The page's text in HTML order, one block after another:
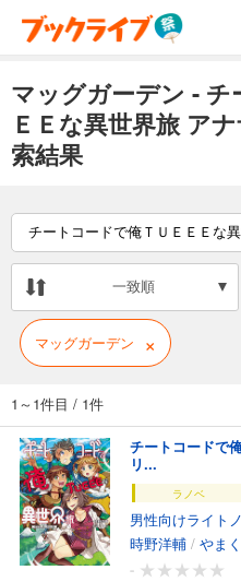
マッグガーデン - チ
ＥＥな異世界旅 ア
索結果
一致順
マッグガーデン ×
1～1件目 / 1件
チートコードで
リ...
ラノベ
男性向けライト
時野洋輔 / やま
-